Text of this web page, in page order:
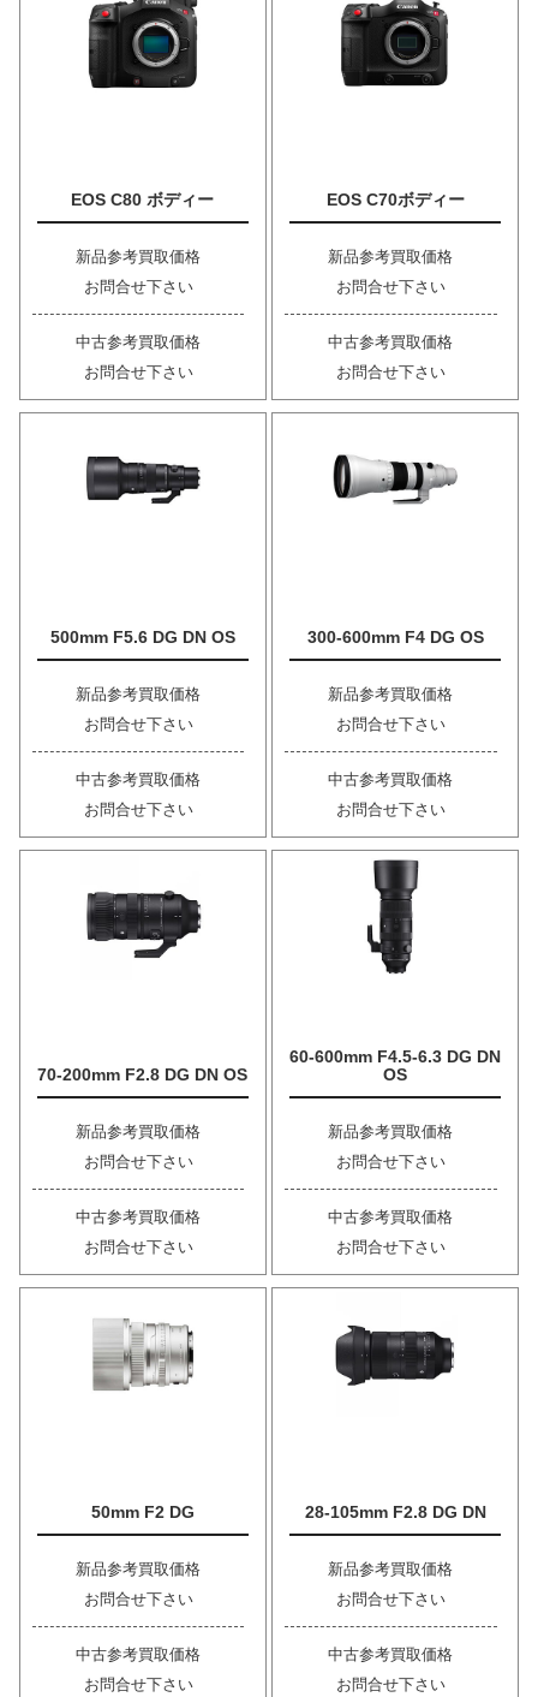
EOS C80 ボディー
新品参考買取価格
お問合せ下さい
中古参考買取価格
お問合せ下さい
EOS C70ボディー
新品参考買取価格
お問合せ下さい
中古参考買取価格
お問合せ下さい
500mm F5.6 DG DN OS
新品参考買取価格
お問合せ下さい
中古参考買取価格
お問合せ下さい
300-600mm F4 DG OS
新品参考買取価格
お問合せ下さい
中古参考買取価格
お問合せ下さい
70-200mm F2.8 DG DN OS
新品参考買取価格
お問合せ下さい
中古参考買取価格
お問合せ下さい
60-600mm F4.5-6.3 DG DN
OS
新品参考買取価格
お問合せ下さい
中古参考買取価格
お問合せ下さい
50mm F2 DG
新品参考買取価格
お問合せ下さい
中古参考買取価格
お問合せ下さい
28-105mm F2.8 DG DN
新品参考買取価格
お問合せ下さい
中古参考買取価格
お問合せ下さい